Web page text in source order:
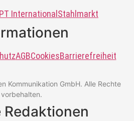
International Stahlmarkt
AGBCookiesBarrierefreiheit
Kommunikation GmbH. Alle Rechte
vorbehalten.